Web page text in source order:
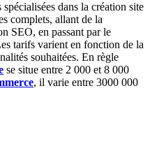
dans la création site
complets, allant de la
SEO, en passant par le
tarifs varient en fonction de la
souhaitées. En règle
se situe entre 2 000 et 8 000
, il varie entre 3000 000